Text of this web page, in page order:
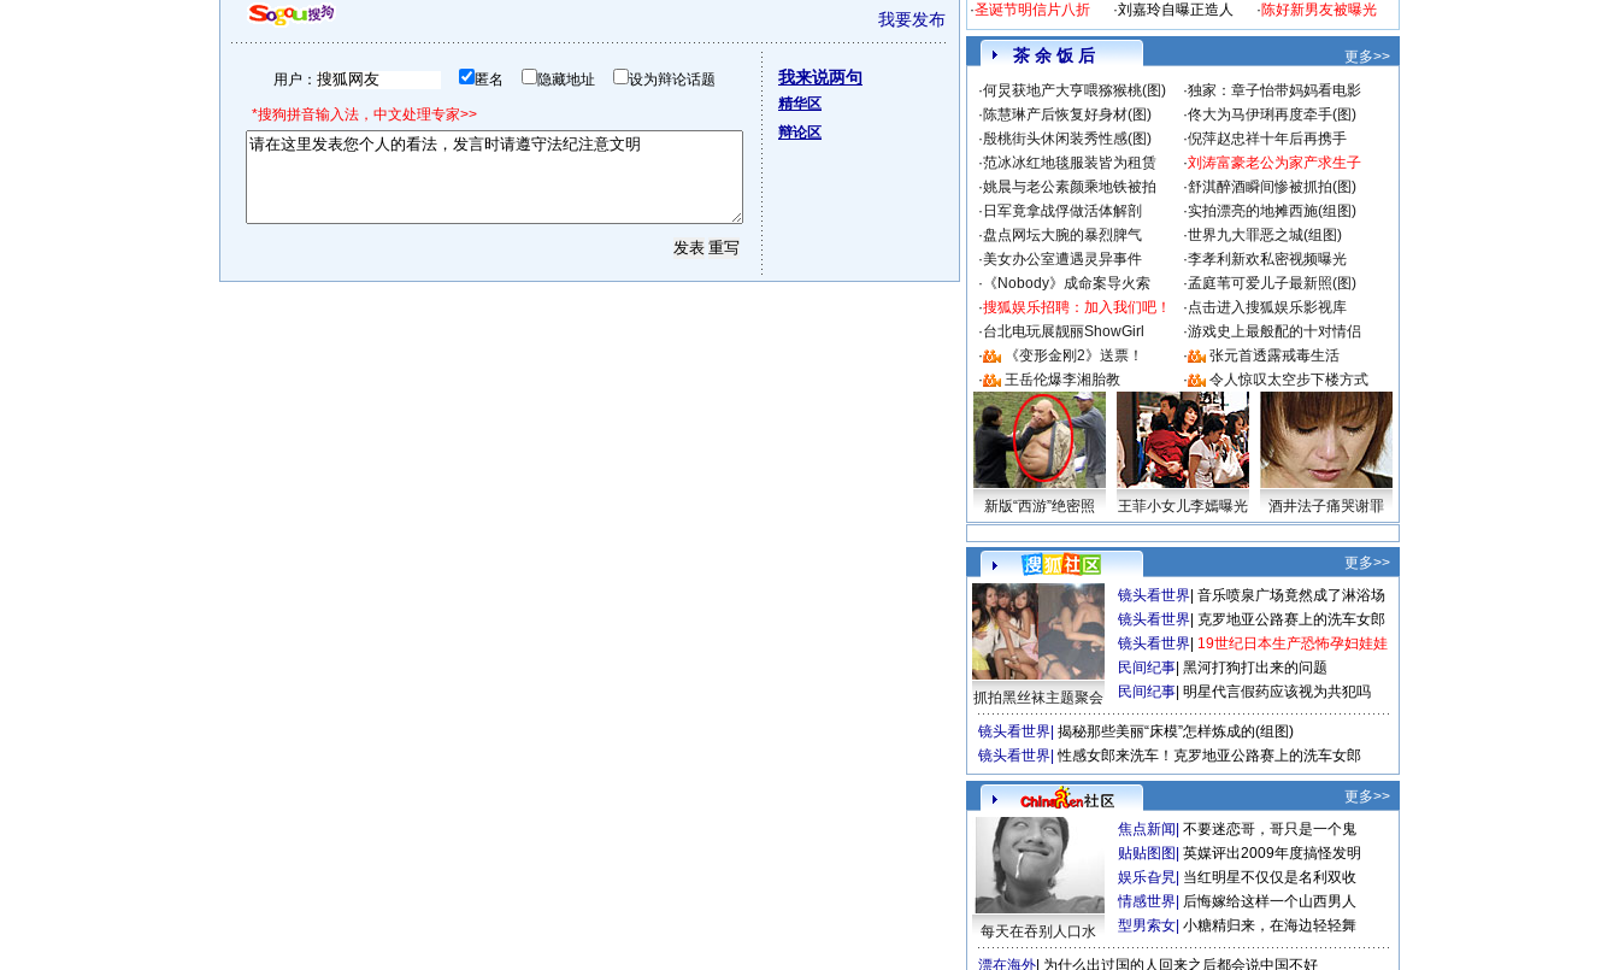
我要发布
用户： 匿名 隐藏地址 设为辩论话题
*搜狗拼音输入法，中文处理专家>>
我来说两句
精华区
辩论区
·圣诞节明信片八折
·刘嘉玲自曝正造人
·陈好新男友被曝光
茶 余 饭 后
更多>>
·何炅获地产大亨喂猕猴桃(图) ·独家：章子怡带妈妈看电影
·陈慧琳产后恢复好身材(图) ·佟大为马伊琍再度牵手(图)
·殷桃街头休闲装秀性感(图) ·倪萍赵忠祥十年后再携手
·范冰冰红地毯服装皆为租赁 ·刘涛富豪老公为家产求生子
·姚晨与老公素颜乘地铁被拍 ·舒淇醉酒瞬间惨被抓拍(图)
· 日军竟拿战俘做活体解剖 ·实拍漂亮的地摊西施(组图)
·盘点网坛大腕的暴烈脾气 ·世界九大罪恶之城(组图)
·美女办公室遭遇灵异事件 ·李孝利新欢私密视频曝光
· 《Nobody》成命案导火索 ·孟庭苇可爱儿子最新照(图)
·搜狐娱乐招聘：加入我们吧！ ·点击进入搜狐娱乐影视库
·台北电玩展靓丽ShowGirl ·游戏史上最般配的十对情侣
·
《变形金刚2》送票！ ·
张元首透露戒毒生活
·
王岳伦爆李湘胎教 · 令人惊叹太空步下楼方式
新版“西游”绝密照 王菲小女儿李嫣曝光 酒井法子痛哭谢罪
更多>>
抓拍黑丝袜主题聚会
镜头看世界 音乐喷泉广场竟然成了淋浴场
镜头看世界 克罗地亚公路赛上的洗车女郎
镜头看世界 19世纪日本生产恐怖孕妇娃娃
民间纪事 黑河打狗打出来的问题
民间纪事 明星代言假药应该视为共犯吗
镜头看世界 揭秘那些美丽“床模”怎样炼成的(组图)
镜头看世界 性感女郎来洗车！克罗地亚公路赛上的洗车女郎
更多>>
每天在吞别人口水
焦点新闻 不要迷恋哥，哥只是一个鬼
贴贴图图 英媒评出2009年度搞怪发明
娱乐旮旯 当红明星不仅仅是名利双收
情感世界 后悔嫁给这样一个山西男人
型男索女 小糖精归来，在海边轻轻舞
漂在海外 为什么出过国的人回来之后都会说中国不好